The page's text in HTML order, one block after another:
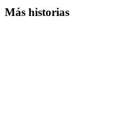
Más historias